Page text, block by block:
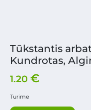
Tūkstantis
Kundrotas,
1.20 €
Turime